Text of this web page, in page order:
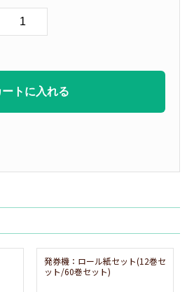
発券機：ロール紙セット(12巻セ
ット/60巻セット)